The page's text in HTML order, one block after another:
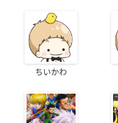
ちいかわ